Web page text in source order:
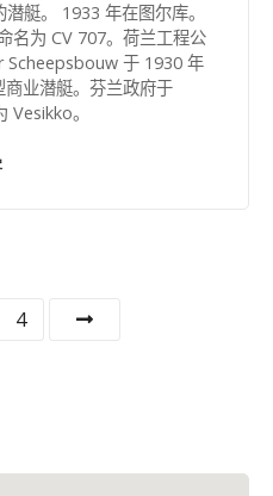
艇。 1933 年在图尔库。
名为 CV 707。荷兰工程公
于 1930 年
业潜艇。芬兰政府于
Vesikko。
4